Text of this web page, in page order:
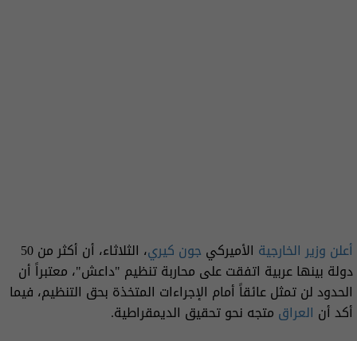
أعلن وزير الخارجية الأميركي جون كيري
، الثلاثاء، أن أكثر من 50
دولة بينها عربية اتفقت على محاربة تنظيم "داعش"، معتبراً أن
الحدود لن تمثل عائقاً أمام الإجراءات المتخذة بحق التنظيم، فيما
أكد أن العراق متجه نحو تحقيق الديمقراطية.